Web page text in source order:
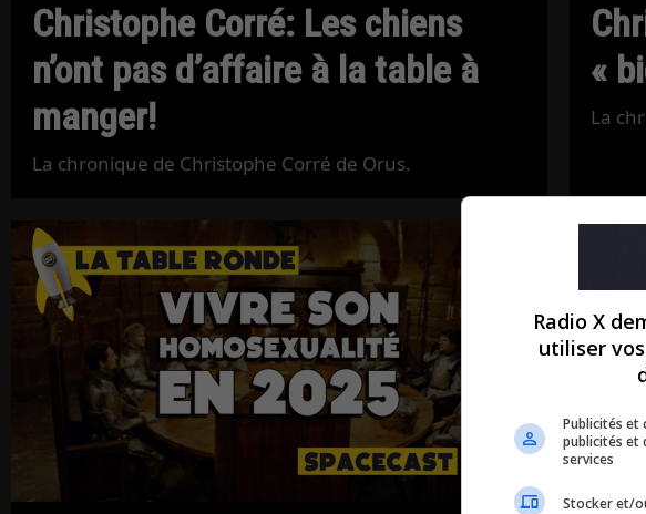
Christophe Corré: Les chiens
n’ont pas d’affaire à la table à
manger!
La chronique de Christophe Corré de Orus.
«
La
Radio X
utiliser
Publicités et
publicités et
services
Stocker et/